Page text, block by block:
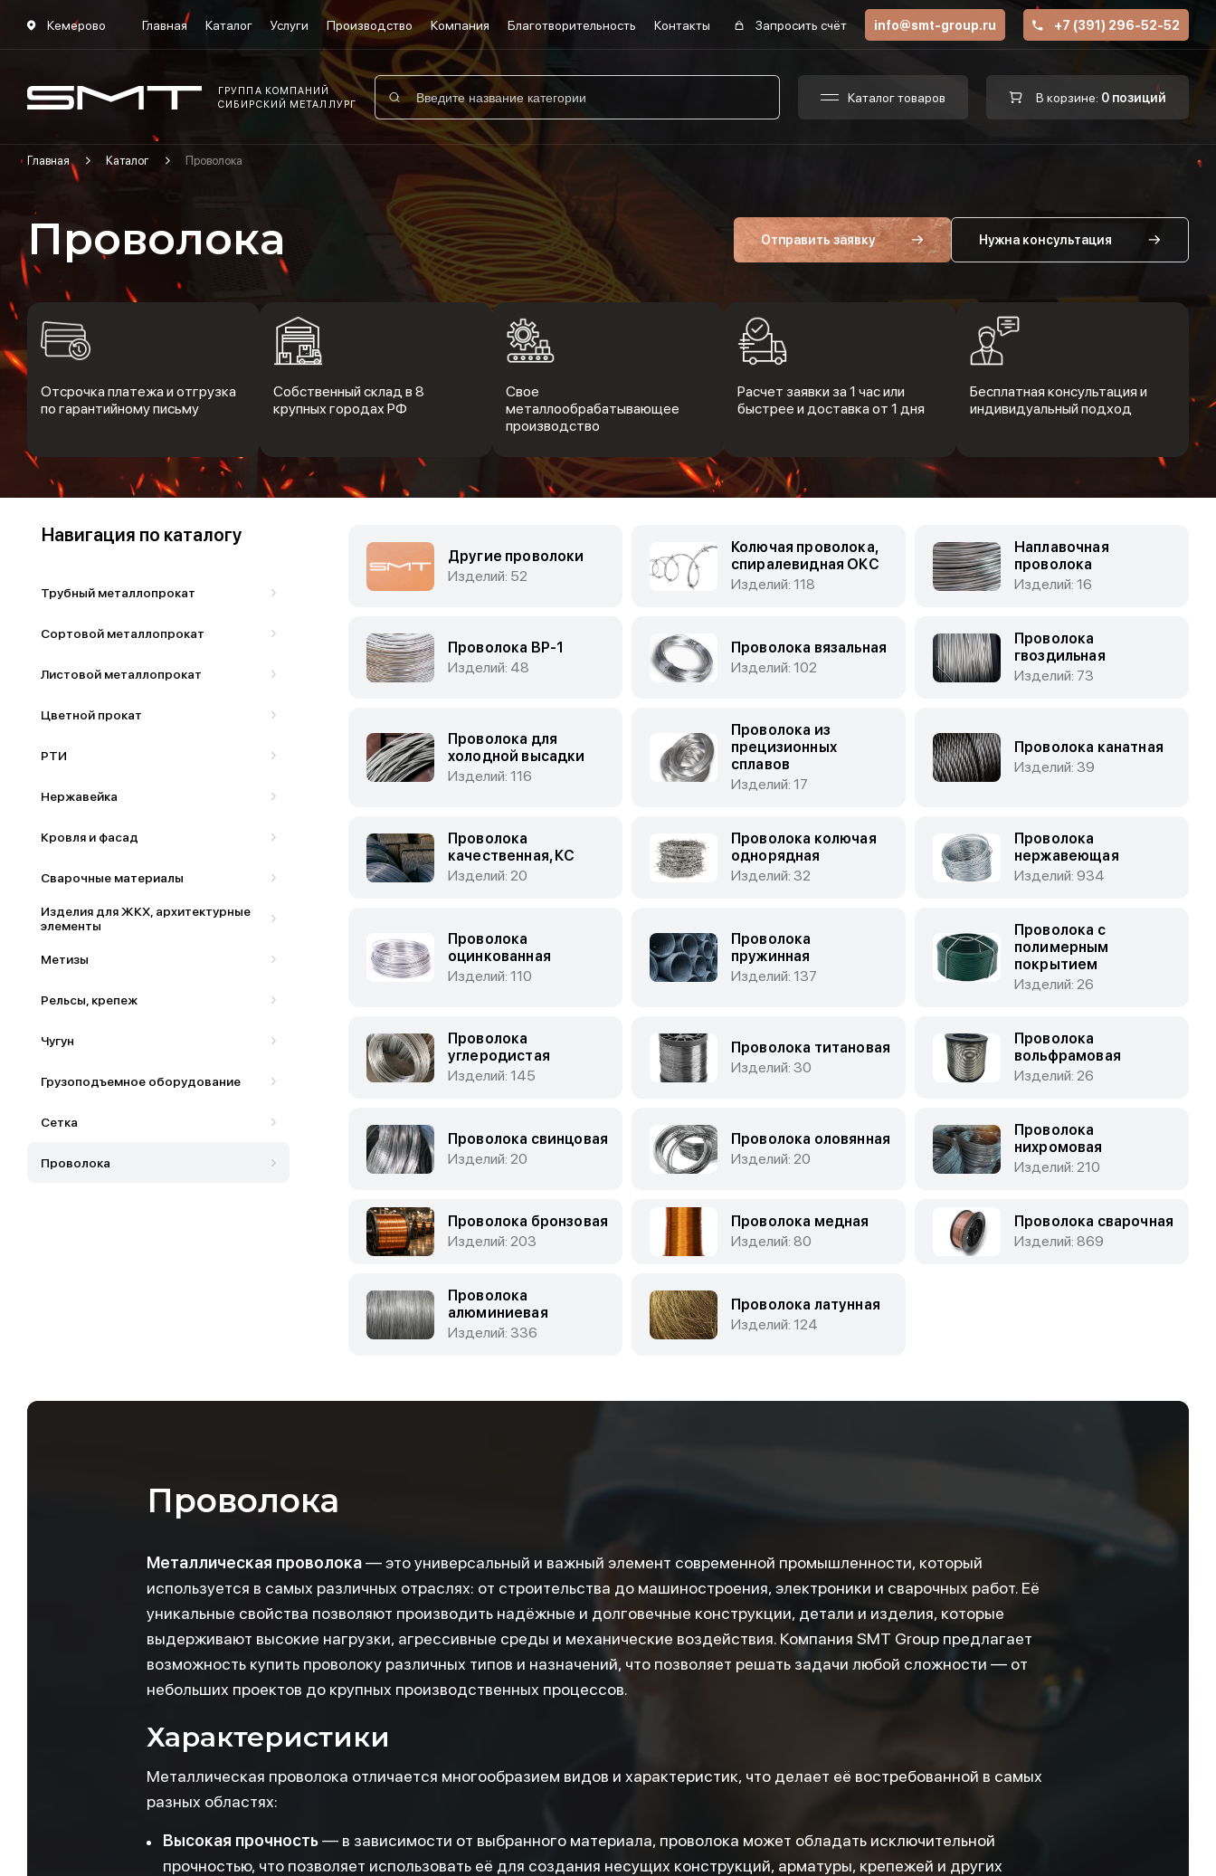
Кемерово Главная Каталог Услуги Производство Компания Благотворительность Контакты Запросить счёт info@smt-group.ru +7 (391) 296-52-52
ГРУППА КОМПАНИЙ
СИБИРСКИЙ МЕТАЛЛУРГ
Каталог товаров В корзине: 0 позиций
Главная Каталог Проволока
Проволока Отправить заявку Нужна консультация
Отсрочка платежа и отгрузка
по гарантийному письму
Собственный склад в 8
крупных городах РФ
Свое
металлообрабатывающее
производство
Расчет заявки за 1 час или
быстрее и доставка от 1 дня
Бесплатная консультация и
индивидуальный подход
Навигация по каталогу
Трубный металлопрокат
Сортовой металлопрокат
Листовой металлопрокат
Цветной прокат
РТИ
Нержавейка
Кровля и фасад
Сварочные материалы
Изделия для ЖКХ, архитектурные
элементы
Метизы
Рельсы, крепеж
Чугун
Грузоподъемное оборудование
Сетка
Проволока
Другие проволоки
Изделий: 52
Колючая проволока,
спиралевидная ОКС
Изделий: 118
Наплавочная
проволока
Изделий: 16
Проволока ВР-1
Изделий: 48
Проволока вязальная
Изделий: 102
Проволока
гвоздильная
Изделий: 73
Проволока для
холодной высадки
Изделий: 116
Проволока из
прецизионных
сплавов
Изделий: 17
Проволока канатная
Изделий: 39
Проволока
качественная, КС
Изделий: 20
Проволока колючая
однорядная
Изделий: 32
Проволока
нержавеющая
Изделий: 934
Проволока
оцинкованная
Изделий: 110
Проволока
пружинная
Изделий: 137
Проволока с
полимерным
покрытием
Изделий: 26
Проволока
углеродистая
Изделий: 145
Проволока титановая
Изделий: 30
Проволока
вольфрамовая
Изделий: 26
Проволока свинцовая
Изделий: 20
Проволока оловянная
Изделий: 20
Проволока
нихромовая
Изделий: 210
Проволока бронзовая
Изделий: 203
Проволока медная
Изделий: 80
Проволока сварочная
Изделий: 869
Проволока
алюминиевая
Изделий: 336
Проволока латунная
Изделий: 124
Проволока
Металлическая проволока— это универсальный и важный элемент современной промышленности, который
используется в самых различных отраслях: от строительства до машиностроения, электроники и сварочных работ. Её
уникальные свойства позволяют производить надёжные и долговечные конструкции, детали и изделия, которые
выдерживают высокие нагрузки, агрессивные среды и механические воздействия. Компания SMT Group предлагает
возможность купить проволоку различных типов и назначений, что позволяет решать задачи любой сложности — от
небольших проектов до крупных производственных процессов.
Характеристики
Металлическая проволока отличается многообразием видов и характеристик, что делает её востребованной в самых
разных областях:
Высокая прочность— в зависимости от выбранного материала, проволока может обладать исключительной
прочностью, что позволяет использовать её для создания несущих конструкций, арматуры, крепежей и других